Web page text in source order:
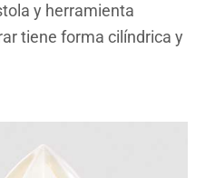
y herramienta
tiene forma cilíndrica y